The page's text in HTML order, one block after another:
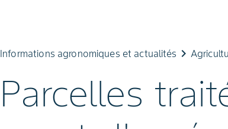
Informations agronomiques et actualités keyboard_arrow_right
Parcelles